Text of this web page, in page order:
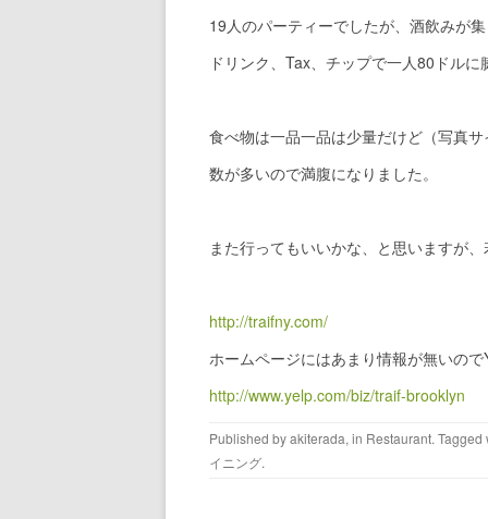
19人のパーティーでしたが、酒飲みが
ドリンク、Tax、チップで一人80ドル
食べ物は一品一品は少量だけど（写真
数が多いので満腹になりました。
また行ってもいいかな、と思いますが
http://traifny.com/
ホームページにはあまり情報が無いので
http://www.yelp.com/biz/traif-brooklyn
Published byakiterada, in Restaurant.
イニング.